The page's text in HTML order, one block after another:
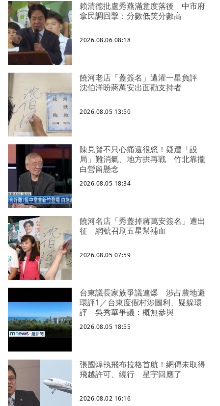
賴清德批盧秀燕滿意度落後 中市府
拿民調回擊：分數低笑分數高
2026.08.06 08:18
饒河老店「蓋簽名」遭灌一星負評
沈伯洋盼蔣萬安出面勸支持者
2026.08.05 13:50
陳見賢不只心痛還很怒！疑遭「設
局」難消氣、地方拱再戰 竹北靠攏
白營留懸念
2026.08.05 18:34
饒河名店「秀蓋掉蔣萬安簽名」遭出
征 網號召刷五星幫補血
2026.08.05 07:59
台東議長家族爭議連爆 涉占農地避
環評1／台東度假村涉圖利、疑躲環
評 吳秀華爭議：概無參與
2026.08.05 18:55
張國煒執飛布拉格首航！網傳未取得
飛越許可、繞行 星宇回應了
2026.08.02 16:16